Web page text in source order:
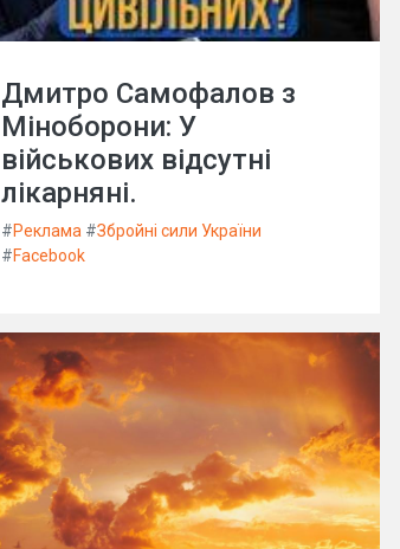
Дмитро Самофалов з
Міноборони: У
військових відсутні
лікарняні.
#Реклама #Збройні сили України
#Facebook